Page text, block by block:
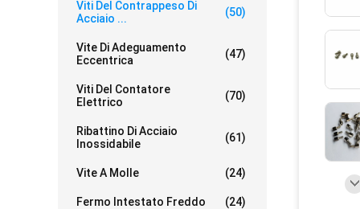
Viti Del Contrappeso Di
Acciaio ...
(50)
Vite Di Adeguamento
Eccentrica
(47)
Viti Del Contatore
Elettrico
(70)
Ribattino Di Acciaio
Inossidabile
(61)
Vite A Molle (24)
Fermo Intestato Freddo (24)